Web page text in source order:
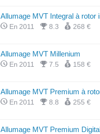
Allumage MVT Integral à rotor
En 2011 8.3 268 €
Allumage MVT Millenium
En 2011 7.5 158 €
Allumage MVT Premium à
En 2011 8.8 255 €
Allumage MVT Premium